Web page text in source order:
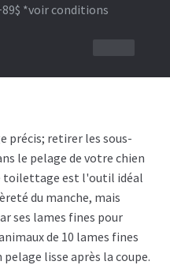
*voir conditions
précis; retirer les sous-
le pelage de votre chien
toilettage est l'outil idéal
du manche, mais
ses lames fines pour
de 10 lames fines
lisse après la coupe.